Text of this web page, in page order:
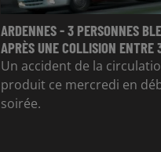
ARDENNES - 3 PERSONNES
APRÈS UNE COLLISION ENTRE
Un accident de la
produit ce mercredi en
soirée.